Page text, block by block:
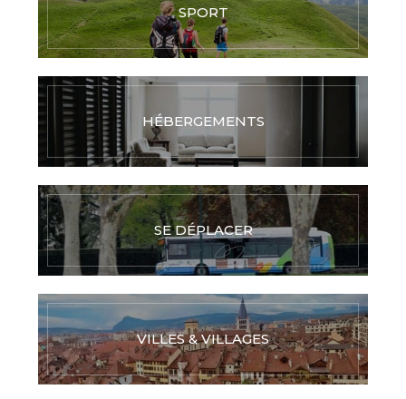
SPORT
HÉBERGEMENTS
SE DÉPLACER
VILLES & VILLAGES